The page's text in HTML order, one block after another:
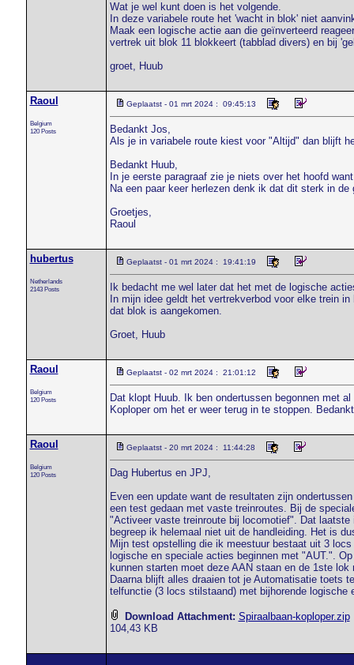
Wat je wel kunt doen is het volgende.
In deze variabele route het 'wacht in blok' niet
Maak een logische actie aan die geïnverteerd
vertrek uit blok 11 blokkeert (tabblad divers) en bij
groet, Huub
Raoul
Belgium
120 Posts
Geplaatst - 01 mrt 2024 : 09:45:13
Bedankt Jos,
Als je in variabele route kiest voor "Altijd" dan blijft
Bedankt Huub,
In je eerste paragraaf zie je niets over het hoofd
Na een paar keer herlezen denk ik dat dit sterk in de
Groetjes,
Raoul
hubertus
Netherlands
2143 Posts
Geplaatst - 01 mrt 2024 : 19:41:19
Ik bedacht me wel later dat het met de logische
In mijn idee geldt het vertrekverbod voor elke trein
dat blok is aangekomen.
Groet, Huub
Raoul
Belgium
120 Posts
Geplaatst - 02 mrt 2024 : 21:01:12
Dat klopt Huub. Ik ben ondertussen begonnen met
Koploper om het er weer terug in te stoppen.
Raoul
Belgium
120 Posts
Geplaatst - 20 mrt 2024 : 11:44:28
Dag Hubertus en JPJ,
Even een update want de resultaten zijn
een test gedaan met vaste treinroutes. Bij de
"Activeer vaste treinroute bij locomotief". Dat
begreep ik helemaal niet uit de handleiding. Het is
Mijn test opstelling die ik meestuur bestaat uit 3
logische en speciale acties beginnen met "AUT.".
kunnen starten moet deze AAN staan en de 1ste
Daarna blijft alles draaien tot je Automatisatie toets
telfunctie (3 locs stilstaand) met bijhorende
Download Attachment: Spiraalbaan-koploper.zip
104,43 KB